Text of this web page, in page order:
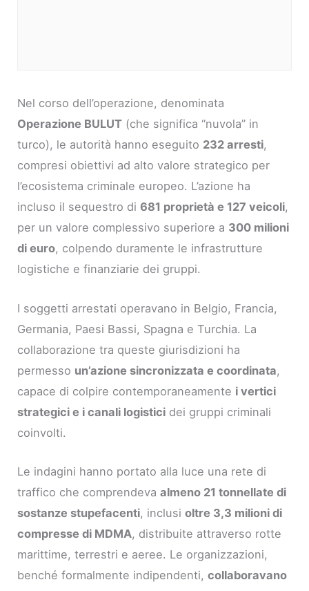
Nel corso dell’operazione, denominata
Operazione BULUT (che significa “nuvola” in
turco), le autorità hanno eseguito 232 arresti,
compresi obiettivi ad alto valore strategico per
l’ecosistema criminale europeo. L’azione ha
incluso il sequestro di681 proprietà e 127 veicoli,
per un valore complessivo superiore a 300 milioni
di euro, colpendo duramente le infrastrutture
logistiche e finanziarie dei gruppi.
I soggetti arrestati operavano in Belgio, Francia,
Germania, Paesi Bassi, Spagna e Turchia. La
collaborazione tra queste giurisdizioni ha
permesso un’azione sincronizzata e coordinata,
capace di colpire contemporaneamente i vertici
strategici e i canali logistici dei gruppi criminali
coinvolti.
Le indagini hanno portato alla luce una rete di
traffico che comprendevaalmeno 21 tonnellate di
sostanze stupefacenti, inclusioltre 3,3 milioni di
compresse di MDMA, distribuite attraverso rotte
marittime, terrestri e aeree. Le organizzazioni,
benché formalmente indipendenti,collaboravano